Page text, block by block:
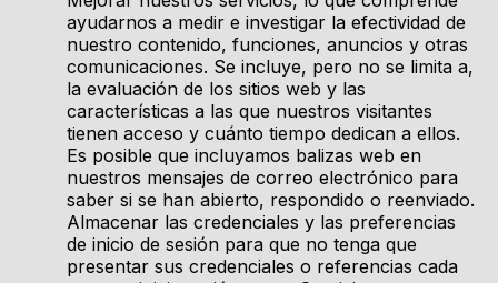
ayudarnos a medir e investigar la efectividad de
nuestro contenido, funciones, anuncios y otras
comunicaciones. Se incluye, pero no se limita a,
la evaluación de los sitios web y las
características a las que nuestros visitantes
tienen acceso y cuánto tiempo dedican a ellos.
Es posible que incluyamos balizas web en
nuestros mensajes de correo electrónico para
saber si se han abierto, respondido o reenviado.
Almacenar las credenciales y las preferencias
de inicio de sesión para que no tenga que
presentar sus credenciales o referencias cada